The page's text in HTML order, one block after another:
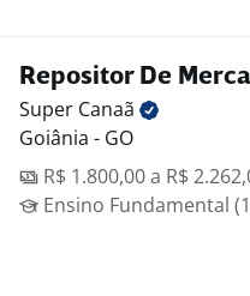
Repositor De
Super Canaã
Goiânia - GO
R$ 1.800,00 a R$
Ensino Fundamental